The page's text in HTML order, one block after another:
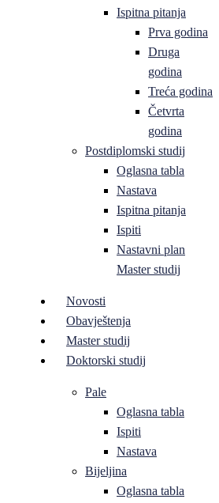
Ispitna pitanja
Prva godina
Druga
godina
Treća godina
Četvrta
godina
Postdiplomski studij
Oglasna tabla
Nastava
Ispitna pitanja
Ispiti
Nastavni plan
Master studij
Novosti
Obavještenja
Master studij
Doktorski studij
Pale
Oglasna tabla
Ispiti
Nastava
Bijeljina
Oglasna tabla